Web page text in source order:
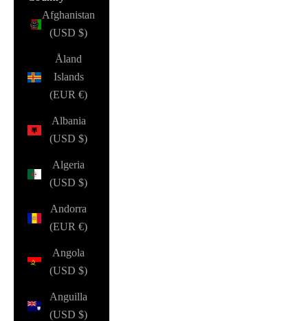
Afghanistan
(USD $)
Åland
Islands
(EUR €)
Albania
(USD $)
Algeria
(USD $)
Andorra
(EUR €)
Angola
(USD $)
Anguilla
(USD $)